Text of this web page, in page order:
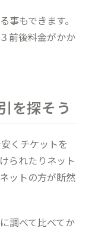
事もできます。
前後料金がかか
を探そう
くチケットを
られたりネット
ットの方が断然
調べて比べてか